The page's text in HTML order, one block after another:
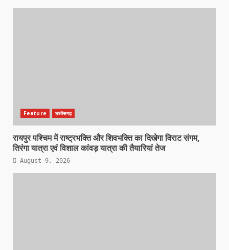
Feature छत्तीसगढ़
रायपुर पश्चिम में राष्ट्रभक्ति और शिवभक्ति का दिखेगा विराट संगम,
तिरंगा यात्रा एवं विशाल कांवड़ यात्रा की तैयारियां तेज
August 9, 2026